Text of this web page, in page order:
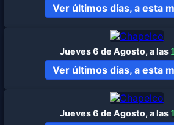
Ver últimos días, a esta
Jueves 6 de Agosto, a las
Ver últimos días, a esta
Jueves 6 de Agosto, a las